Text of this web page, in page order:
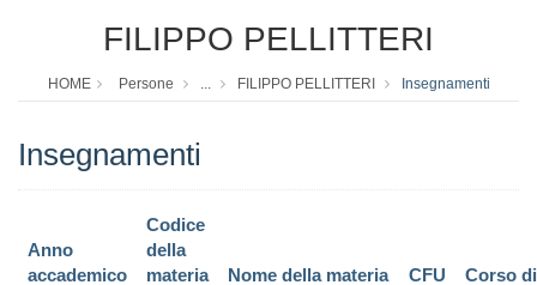
FILIPPO PELLITTERI
HOME Persone ... FILIPPO PELLITTERI Insegnamenti
Insegnamenti
Anno
accademico
Codice
della
materia
Nome della materia CFU Corso